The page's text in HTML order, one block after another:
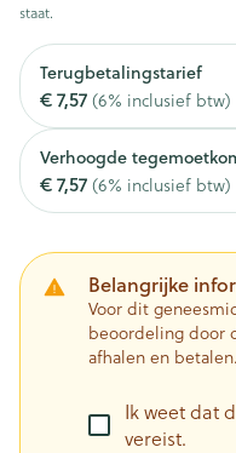
staat.
Terugbetalingstarief
€ 7,57(6% inclusief btw)
Verhoogde
€ 7,57(6% inclusief btw)
Belangrijke
Voor dit
beoordeling door
afhalen en betalen.
Ik weet dat
vereist.